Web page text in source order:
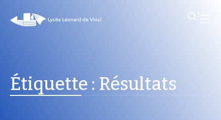
Étiquette : Résultats